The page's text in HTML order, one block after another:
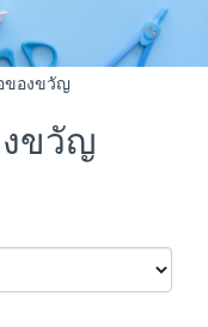
ของขวัญ
ขวัญ